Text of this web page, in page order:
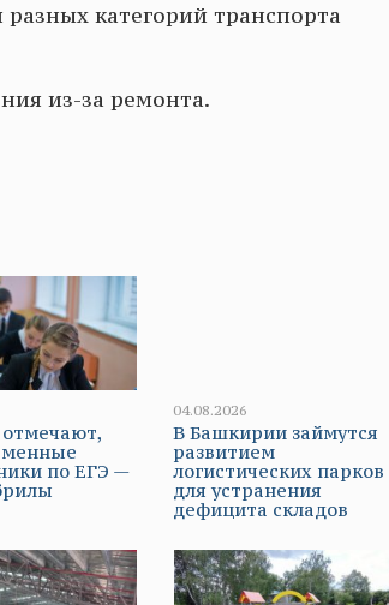
разных категорий транспорта
из-за ремонта.
по ЕГЭ —
04.08.2026
В Башкирии займутся
развитием
логистических парков
для устранения
дефицита складов